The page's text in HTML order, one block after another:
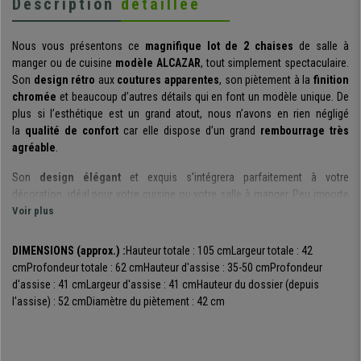
Description détaillée
Nous vous présentons ce magnifique lot de 2 chaises de salle à
manger ou de cuisine modèle ALCAZAR, tout simplement spectaculaire.
Son design rétro aux coutures apparentes, son piètement à lafinition
chromée et beaucoup d’autres détails qui en font un modèle unique. De
plus si l’esthétique est un grand atout, nous n’avons en rien négligé
la qualité de confort car elle dispose d’un grand rembourrage très
agréable.
Son design élégant et exquis s'intégrera parfaitement à votre
décoration, idéal pour votre cuisine ou votre salle à manger. Peu importe
votre style ou vos goûts, classique, rétro, moderne ou industriel cette
un caméléon.
En plus de sonesthétique séduisante, ce modèle offre ungrand
confortgrâce à son rembourrage épais très agréable. De plus, les formes
arrondies de l'assise et ledossier haut vous garantissent
Voir plus
DIMENSIONS (approx.) :Hauteur totale : 105 cmLargeur totale : 42
cmProfondeur totale : 62 cmHauteur d'assise : 35-50 cmProfondeur
d'assise : 41 cmLargeur d'assise : 41 cmHauteur du dossier (depuis
l'assise) : 52 cmDiamètre du piètement : 42 cm